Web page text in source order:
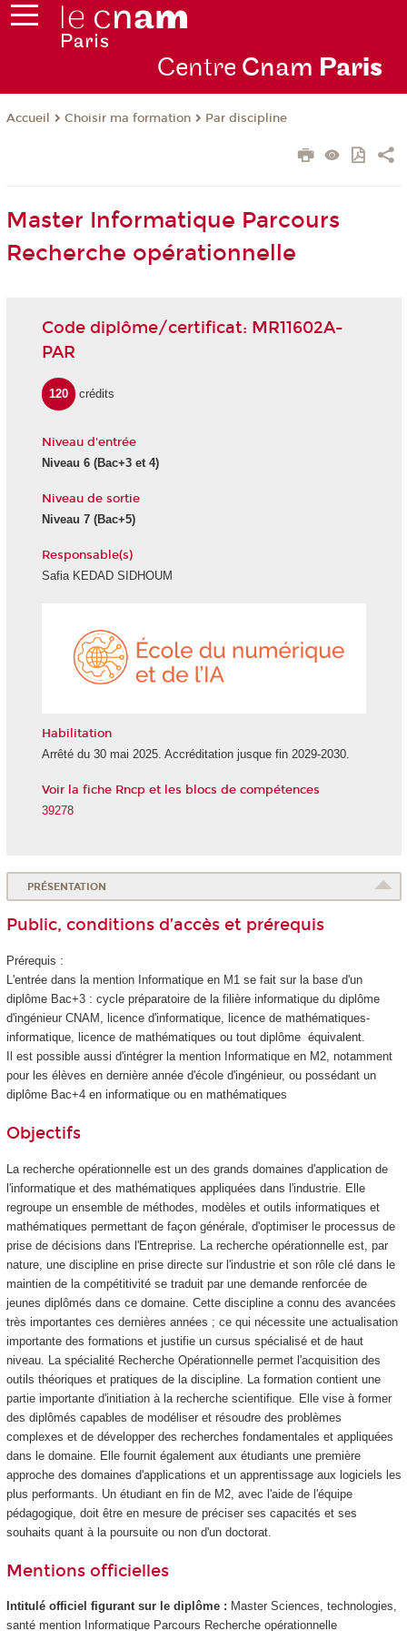
Centre Cnam Paris
Accueil Choisir ma formation Par discipline
Master Informatique Parcours
Recherche opérationnelle
Code diplôme/certificat: MR11602A-
PAR
120 crédits
Niveau d'entrée
Niveau 6(Bac+3 et 4)
Niveau de sortie
Niveau 7(Bac+5)
Responsable(s)
Safia KEDAD SIDHOUM
Habilitation
Arrêté du 30 mai 2025. Accréditation jusque fin 2029-2030.
Voir la fiche Rncp et les blocs de compétences
39278
PRÉSENTATION
Public, conditions d’accès et prérequis
Prérequis :
L'entrée dans la mention Informatique en M1 se fait sur la base d'un
diplôme Bac+3 : cycle préparatoire de la filière informatique du diplôme
d'ingénieur CNAM, licence d'informatique, licence de mathématiques-
informatique, licence de mathématiques ou tout diplôme équivalent.
Il est possible aussi d'intégrer la mention Informatique en M2, notamment
pour les élèves en dernière année d'école d'ingénieur, ou possédant un
diplôme Bac+4 en informatique ou en mathématiques
Objectifs
La recherche opérationnelle est un des grands domaines d'application de
l'informatique et des mathématiques appliquées dans l'industrie. Elle
regroupe un ensemble de méthodes, modèles et outils informatiques et
mathématiques permettant de façon générale, d'optimiser le processus de
prise de décisions dans l'Entreprise. La recherche opérationnelle est, par
nature, une discipline en prise directe sur l'industrie et son rôle clé dans le
maintien de la compétitivité se traduit par une demande renforcée de
jeunes diplômés dans ce domaine. Cette discipline a connu des avancées
très importantes ces dernières années ; ce qui nécessite une actualisation
importante des formations et justifie un cursus spécialisé et de haut
niveau. La spécialité Recherche Opérationnelle permet l'acquisition des
outils théoriques et pratiques de la discipline. La formation contient une
partie importante d'initiation à la recherche scientifique. Elle vise à former
des diplômés capables de modéliser et résoudre des problèmes
complexes et de développer des recherches fondamentales et appliquées
dans le domaine. Elle fournit également aux étudiants une première
approche des domaines d'applications et un apprentissage aux logiciels les
plus performants. Un étudiant en fin de M2, avec l'aide de l'équipe
pédagogique, doit être en mesure de préciser ses capacités et ses
souhaits quant à la poursuite ou non d'un doctorat.
Mentions officielles
Intitulé officiel figurant sur le diplôme : Master Sciences, technologies,
santé mention Informatique Parcours Recherche opérationnelle